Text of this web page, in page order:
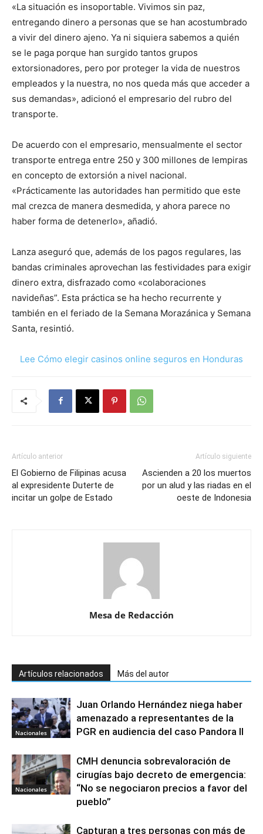
«La situación es insoportable. Vivimos sin paz,
entregando dinero a personas que se han acostumbrado
a vivir del dinero ajeno. Ya ni siquiera sabemos a quién
se le paga porque han surgido tantos grupos
extorsionadores, pero por proteger la vida de nuestros
empleados y la nuestra, no nos queda más que acceder a
sus demandas», adicionó el empresario del rubro del
transporte.
De acuerdo con el empresario, mensualmente el sector
transporte entrega entre 250 y 300 millones de lempiras
en concepto de extorsión a nivel nacional.
«Prácticamente las autoridades han permitido que este
mal crezca de manera desmedida, y ahora parece no
haber forma de detenerlo», añadió.
Lanza aseguró que, además de los pagos regulares, las
bandas criminales aprovechan las festividades para exigir
dinero extra, disfrazado como «colaboraciones
navideñas”. Esta práctica se ha hecho recurrente y
también en el feriado de la Semana Morazánica y Semana
Santa, resintió.
Lee Cómo elegir casinos online seguros en Honduras
Artículo anterior
El Gobierno de Filipinas acusa
al expresidente Duterte de
incitar un golpe de Estado
Artículo siguiente
Ascienden a 20 los muertos
por un alud y las riadas en el
oeste de Indonesia
Mesa de Redacción
Artículos relacionados Más del autor
Nacionales
Juan Orlando Hernández niega haber
amenazado a representantes de la
PGR en audiencia del caso Pandora II
Nacionales
CMH denuncia sobrevaloración de
cirugías bajo decreto de emergencia:
“No se negociaron precios a favor del
pueblo”
Capturan a tres personas con más de